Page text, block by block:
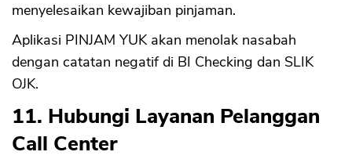
menyelesaikan kewajiban pinjaman.
Aplikasi PINJAM YUK akan menolak nasabah
dengan catatan negatif di BI Checking dan SLIK
OJK.
11. Hubungi Layanan Pelanggan
Call Center